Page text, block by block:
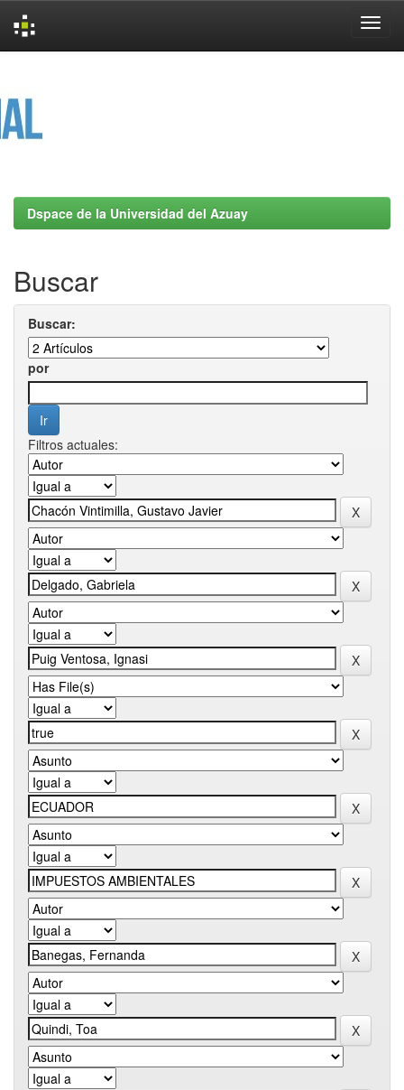
Dspace de la Universidad del Azuay
Buscar
Buscar:
por
Filtros actuales: